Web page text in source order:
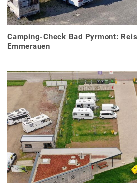
Camping-Check Bad Pyrmont:
Emmerauen